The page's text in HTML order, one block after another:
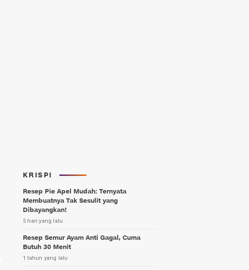
KRISPI
Resep Pie Apel Mudah: Ternyata
Membuatnya Tak Sesulit yang
Dibayangkan!
5 hari yang lalu
Resep Semur Ayam Anti Gagal, Cuma
Butuh 30 Menit
1 tahun yang lalu